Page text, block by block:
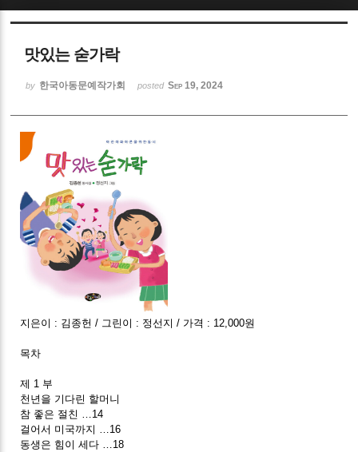
맛있는 숟가락
by 한국아동문예작가회 posted Sep 19, 2024
지은이 : 김종헌 / 그린이 : 정선지 / 가격 : 12,000원
목차
제 1 부
천년을 기다린 할머니
참 좋은 절친 …14
걸어서 미국까지 …16
동생은 힘이 세다 …18
Sketchbook5, 스케치북5
Sketchbook5, 스케치북5